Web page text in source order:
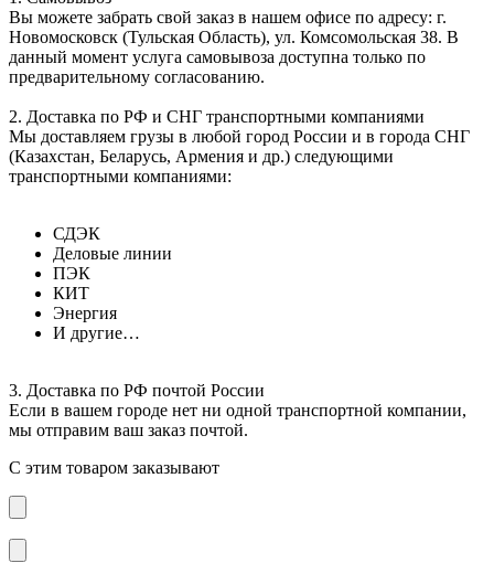
Вы можете забрать свой заказ в нашем офисе по адресу: г.
Новомосковск (Тульская Область), ул. Комсомольская 38. В
данный момент услуга самовывоза доступна только по
предварительному согласованию.
2. Доставка по РФ и СНГ транспортными компаниями
Мы доставляем грузы в любой город России и в города СНГ
(Казахстан, Беларусь, Армения и др.) следующими
транспортными компаниями:
СДЭК
Деловые линии
ПЭК
КИТ
Энергия
И другие…
3. Доставка по РФ почтой России
Если в вашем городе нет ни одной транспортной компании,
мы отправим ваш заказ почтой.
С этим товаром заказывают